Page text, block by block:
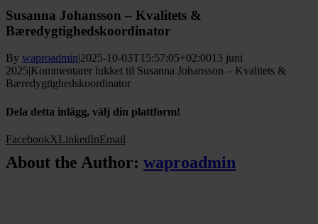
Susanna Johansson – Kvalitets &
Bæredygtighedskoordinator
By waproadmin|2025-10-03T15:57:05+02:0013 juni
2025|Kommentarer lukket til Susanna Johansson – Kvalitets &
Bæredygtighedskoordinator
Dela detta inlägg, välj din plattform!
FacebookXLinkedInEmail
About the Author: waproadmin